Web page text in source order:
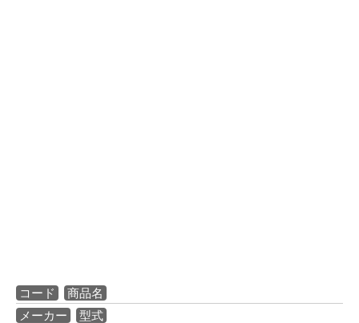
コード
商品名
メーカー
型式